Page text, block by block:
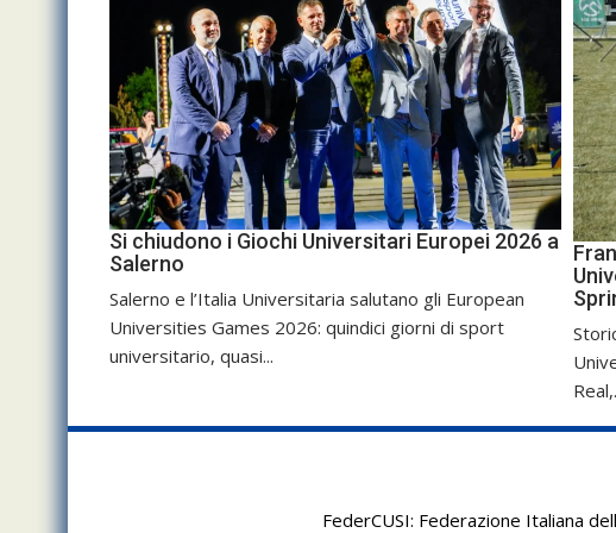
Si chiudono i Giochi Universitari Europei 2026 a
Salerno
Salerno e l’Italia Universitaria salutano gli European
Universities Games 2026: quindici giorni di sport
universitario, quasi...
FederCUSI: Federazione Italiana